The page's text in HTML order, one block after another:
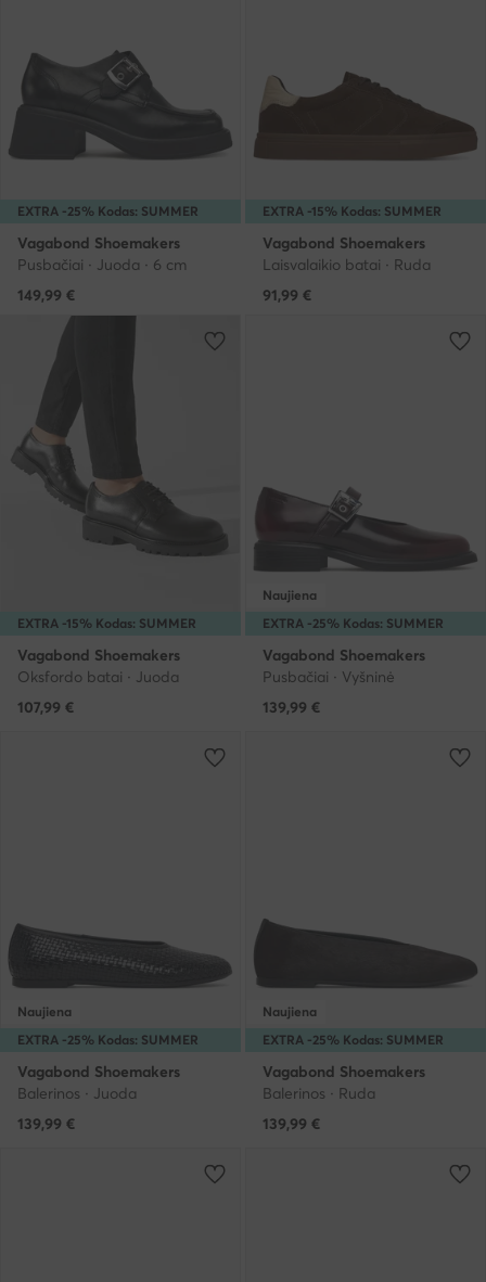
EXTRA -25% Kodas: SUMMER
Vagabond Shoemakers
Pusbačiai · Juoda · 6 cm
149,99 €
EXTRA -15% Kodas: SUMMER
Vagabond Shoemakers
Laisvalaikio batai · Ruda
91,99 €
EXTRA -15% Kodas: SUMMER
Vagabond Shoemakers
Oksfordo batai · Juoda
107,99 €
EXTRA -25% Kodas: SUMMER
Naujiena
Vagabond Shoemakers
Pusbačiai · Vyšninė
139,99 €
EXTRA -25% Kodas: SUMMER
Naujiena
Vagabond Shoemakers
Balerinos · Juoda
139,99 €
EXTRA -25% Kodas: SUMMER
Naujiena
Vagabond Shoemakers
Balerinos · Ruda
139,99 €